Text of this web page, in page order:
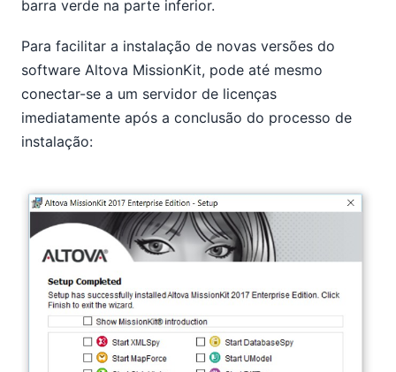
barra verde na parte inferior.
Para facilitar a instalação de novas versões do
software Altova MissionKit, pode até mesmo
conectar-se a um servidor de licenças
imediatamente após a conclusão do processo de
instalação: